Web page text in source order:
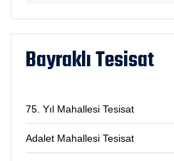
Bayraklı Tesisat
75. Yıl Mahallesi Tesisat
Adalet Mahallesi Tesisat